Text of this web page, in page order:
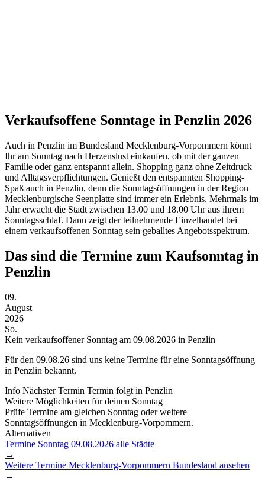
Verkaufsoffene Sonntage in Penzlin 2026
Auch in Penzlin im Bundesland Mecklenburg-Vorpommern könnt
Ihr am Sonntag nach Herzenslust einkaufen, ob mit der ganzen
Familie oder ganz entspannt allein. Shopping ganz ohne Zeitdruck
und Alltagsverpflichtungen. Genießt den entspannten Shopping-
Spaß auch in Penzlin, denn die Sonntagsöffnungen in der Region
Mecklenburgische Seenplatte sind immer ein Erlebnis. Mehrmals im
Jahr erwacht die Stadt zwischen 13.00 und 18.00 Uhr aus ihrem
Sonntagsschlaf. Dann zeigt der teilnehmende Einzelhandel bei
einem verkaufsoffenen Sonntag sein geballtes Angebotsspektrum.
Das sind die Termine zum Kaufsonntag in
Penzlin
09.
August
2026
So.
Kein verkaufsoffener Sonntag am 09.08.2026 in Penzlin
Für den 09.08.26 sind uns keine Termine für eine Sonntagsöffnung
in Penzlin bekannt.
Info Nächster Termin Termin folgt in Penzlin
Weitere Möglichkeiten für deinen Sonntag
Prüfe Termine am gleichen Sonntag oder weitere
Sonntagsöffnungen in Mecklenburg-Vorpommern.
Alternativen
Termine Sonntag 09.08.2026 alle Städte
→
Weitere Termine Mecklenburg-Vorpommern Bundesland ansehen
→